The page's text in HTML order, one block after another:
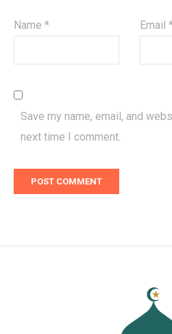
Name * Email
Save my name, email, and
next time I comment.